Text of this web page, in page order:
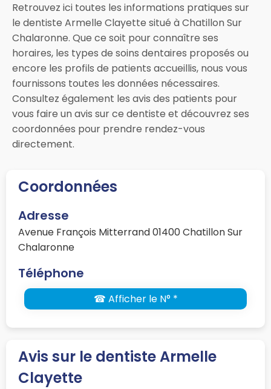
Retrouvez ici toutes les informations pratiques sur
le dentiste Armelle Clayette situé à Chatillon Sur
Chalaronne. Que ce soit pour connaître ses
horaires, les types de soins dentaires proposés ou
encore les profils de patients accueillis, nous vous
fournissons toutes les données nécessaires.
Consultez également les avis des patients pour
vous faire un avis sur ce dentiste et découvrez ses
coordonnées pour prendre rendez-vous
directement.
Coordonnées
Adresse
Avenue François Mitterrand 01400 Chatillon Sur
Chalaronne
Téléphone
☎ Afficher le N° *
Avis sur le dentiste Armelle
Clayette